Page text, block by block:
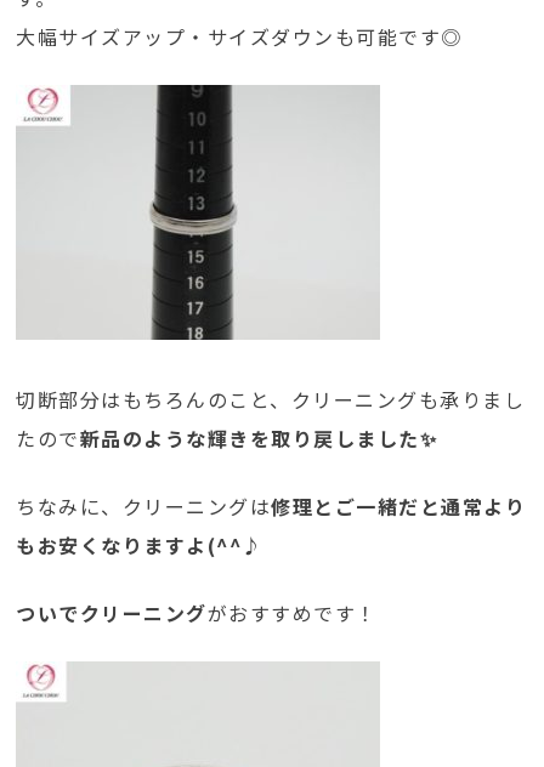
大幅サイズアップ・サイズダウンも可能です◎
切断部分はもちろんのこと、クリーニングも承りまし
たので新品のような輝きを取り戻しました✨
ちなみに、クリーニングは修理とご一緒だと通常より
もお安くなりますよ(^^♪
ついでクリーニングがおすすめです！